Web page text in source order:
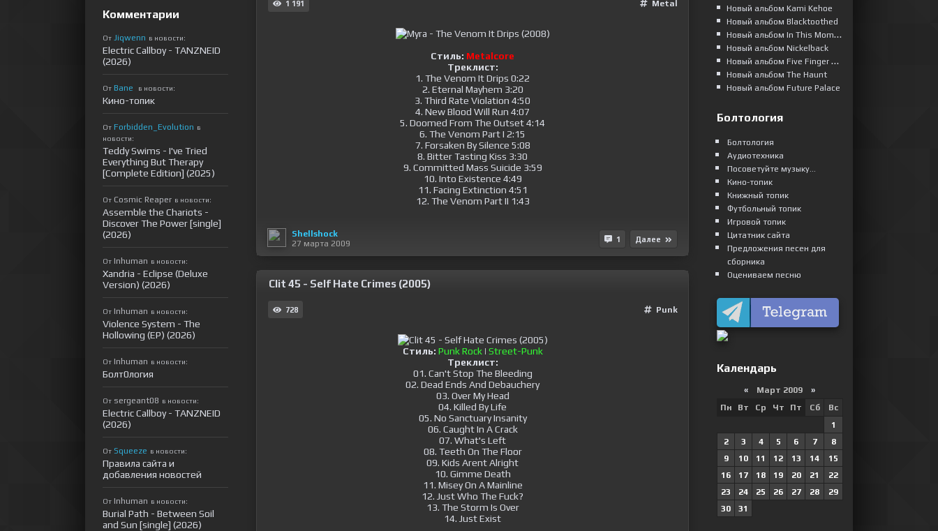
1 191 Metal
Стиль: Metalcore
Треклист:
1. The Venom It Drips 0:22
2. Eternal Mayhem 3:20
3. Third Rate Violation 4:50
4. New Blood Will Run 4:07
5. Doomed From The Outset 4:14
6. The Venom Part I 2:15
7. Forsaken By Silence 5:08
8. Bitter Tasting Kiss 3:30
9. Committed Mass Suicide 3:59
10. Into Existence 4:49
11. Facing Extinction 4:51
12. The Venom Part II 1:43
Shellshock
27 марта 2009
1 Далее
Clit 45 - Self Hate Crimes (2005)
728 Punk
Стиль: Punk Rock | Street-Punk
Треклист:
01. Can't Stop The Bleeding
02. Dead Ends And Debauchery
03. Over My Head
04. Killed By Life
05. No Sanctuary Insanity
06. Caught In A Crack
07. What's Left
08. Teeth On The Floor
09. Kids Arent Alright
10. Gimme Death
11. Misey On A Mainline
12. Just Who The Fuck?
13. The Storm Is Over
14. Just Exist
Комментарии
От Jiqwenn в новости:
Electric Callboy - TANZNEID
(2026)
От Bane в новости:
Кино-топик
От Forbidden_Evolution в
новости:
Teddy Swims - I've Tried
Everything But Therapy
[Complete Edition] (2025)
От Cosmic Reaper в новости:
Assemble the Chariots -
Discover The Power [single]
(2026)
От Inhuman в новости:
Xandria - Eclipse (Deluxe
Version) (2026)
От Inhuman в новости:
Violence System - The
Hollowing (EP) (2026)
От Inhuman в новости:
Болт0логия
От sergeant08 в новости:
Electric Callboy - TANZNEID
(2026)
От Squeeze в новости:
Правила сайта и
добавления новостей
От Inhuman в новости:
Burial Path - Between Soil
and Sun [single] (2026)
Новый альбом Kami Kehoe
Новый альбом Blacktoothed
Новый альбом In This Moment
Новый альбом Nickelback
Новый альбом Five Finger Death Punch
Новый альбом The Haunt
Новый альбом Future Palace
Болтология
Болтология
Аудиотехника
Посоветуйте музыку...
Кино-топик
Книжный топик
Футбольный топик
Игровой топик
Цитатник сайта
Предложения песен для
сборника
Оцениваем песню
Календарь
« Март 2009 »
Пн
Вт Ср Чт Пт Сб
Вс
1
2
3 4 5 6 7
8
9
10 11 12 13 14
15
16
17 18 19 20 21
22
23
24 25 26 27 28
29
30
31